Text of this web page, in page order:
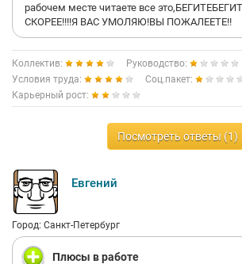
рабочем месте читаете все
СКОРЕЕ!!!!Я ВАС УМОЛЯЮ!ВЫ ПОЖАЛЕЕТЕ!!
Коллектив:
Руководство:
Условия труда:
Соц.пакет:
Карьерный рост:
Посмотреть ответы (1)
Евгений
Город: Санкт-Петербург
Плюсы в работе